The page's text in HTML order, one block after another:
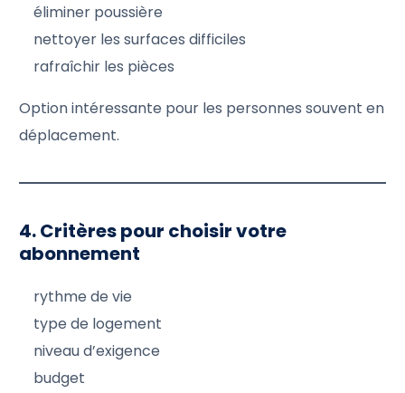
éliminer poussière
nettoyer les surfaces difficiles
rafraîchir les pièces
Option intéressante pour les personnes souvent en
déplacement.
4. Critères pour choisir votre
abonnement
rythme de vie
type de logement
niveau d’exigence
budget